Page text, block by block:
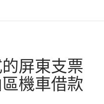
屏東支票
機車借款